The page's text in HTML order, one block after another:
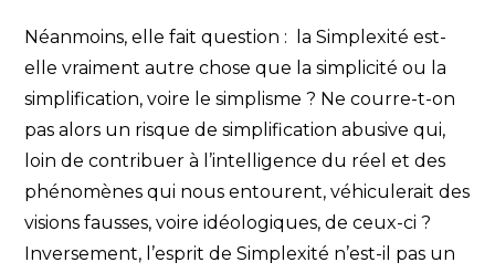
Néanmoins, elle fait question : la Simplexité est-
elle vraiment autre chose que la simplicité ou la
simplification, voire le simplisme ? Ne courre-t-on
pas alors un risque de simplification abusive qui,
loin de contribuer à l’intelligence du réel et des
phénomènes qui nous entourent, véhiculerait des
visions fausses, voire idéologiques, de ceux-ci ?
Inversement, l’esprit de Simplexité n’est-il pas un